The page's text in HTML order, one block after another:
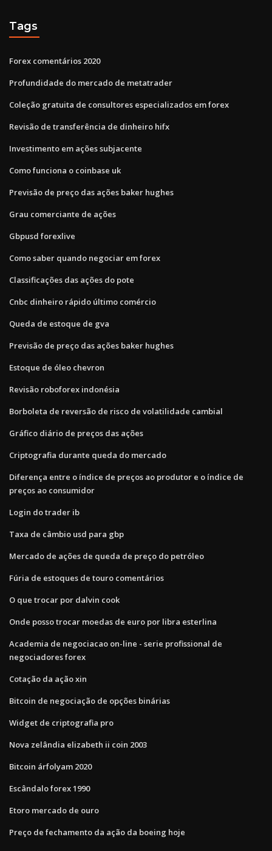
Tags
Forex comentários 2020
Profundidade do mercado de metatrader
Coleção gratuita de consultores especializados em forex
Revisão de transferência de dinheiro hifx
Investimento em ações subjacente
Como funciona o coinbase uk
Previsão de preço das ações baker hughes
Grau comerciante de ações
Gbpusd forexlive
Como saber quando negociar em forex
Classificações das ações do pote
Cnbc dinheiro rápido último comércio
Queda de estoque de gva
Previsão de preço das ações baker hughes
Estoque de óleo chevron
Revisão roboforex indonésia
Borboleta de reversão de risco de volatilidade cambial
Gráfico diário de preços das ações
Criptografia durante queda do mercado
Diferença entre o índice de preços ao produtor e o índice de
preços ao consumidor
Login do trader ib
Taxa de câmbio usd para gbp
Mercado de ações de queda de preço do petróleo
Fúria de estoques de touro comentários
O que trocar por dalvin cook
Onde posso trocar moedas de euro por libra esterlina
Academia de negociacao on-line - serie profissional de
negociadores forex
Cotação da ação xin
Bitcoin de negociação de opções binárias
Widget de criptografia pro
Nova zelândia elizabeth ii coin 2003
Bitcoin árfolyam 2020
Escândalo forex 1990
Etoro mercado de ouro
Preço de fechamento da ação da boeing hoje